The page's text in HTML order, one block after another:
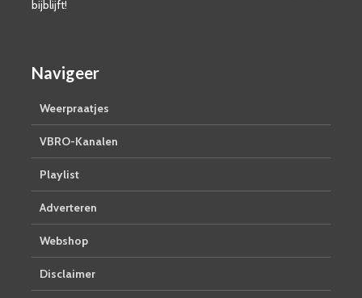
bijblijft!
Navigeer
Weerpraatjes
VBRO-Kanalen
Playlist
Adverteren
Webshop
Disclaimer